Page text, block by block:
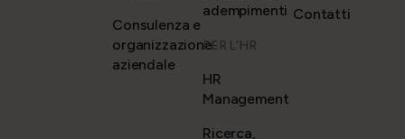
Consulenza e
organizzazione
aziendale
adempimenti
PER L’HR
HR
Management
Ricerca,
Contatti